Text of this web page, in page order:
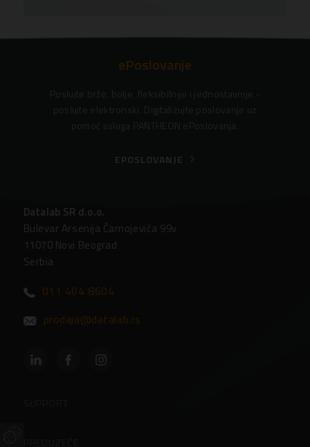
ePoslovanje
Poslujte brže, bolje, fleksibilnije i jednostavnije -
poslujte elektronski. Digitalizujte poslovanje uz
pomoć usluga PANTHEON ePoslovanja.
EPOSLOVANJE
Datalab SR d.o.o.
Bulevar Arsenija Čarnojevića 99v
11070 Novi Beograd
Serbia
011 404 8604
prodaja@datalab.rs